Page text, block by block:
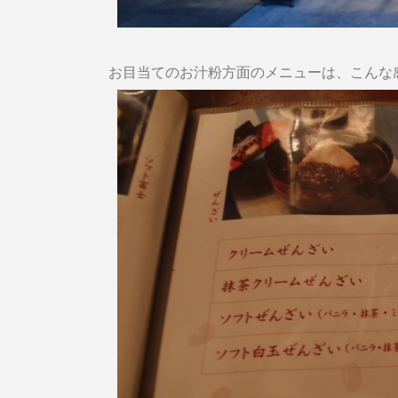
お目当てのお汁粉方面のメニューは、こんな